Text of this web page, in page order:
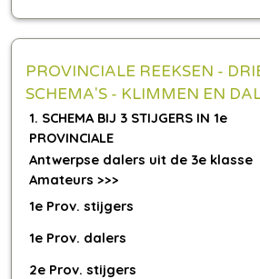
PROVINCIALE REEKSEN -
SCHEMA'S - KLIMMEN EN
1. SCHEMA BIJ 3 STIJGERS IN 1e
PROVINCIALE
Antwerpse dalers uit de 3e klasse
Amateurs >>>
1e Prov. stijgers
1e Prov. dalers
2e Prov. stijgers